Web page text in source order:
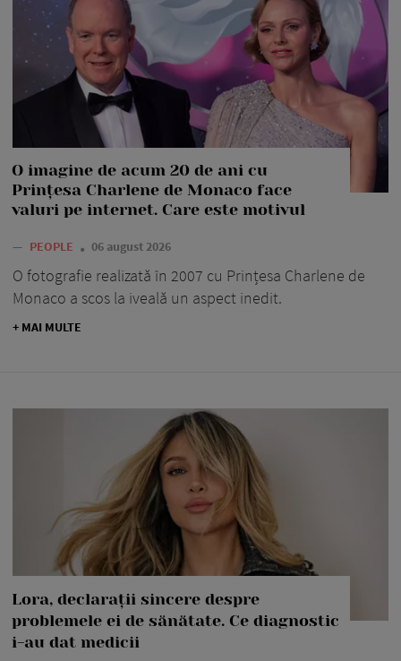
O imagine de acum 20 de ani cu
Prințesa Charlene de Monaco face
valuri pe internet. Care este motivul
— PEOPLE 06 august 2026
O fotografie realizată în 2007 cu Prințesa Charlene de
Monaco a scos la iveală un aspect inedit.
+ MAI MULTE
Lora, declarații sincere despre
problemele ei de sănătate. Ce diagnostic
i-au dat medicii